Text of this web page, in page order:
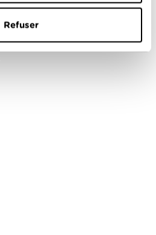
Refuser